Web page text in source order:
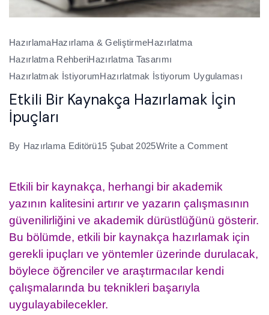
HazırlamaHazırlama & GeliştirmeHazırlatma
Hazırlatma RehberiHazırlatma Tasarımı
Hazırlatmak İstiyorumHazırlatmak İstiyorum Uygulaması
Etkili Bir Kaynakça Hazırlamak İçin
İpuçları
By Hazırlama Editörü15 Şubat 2025Write a Commenton
İpuçları
Etkili bir kaynakça, herhangi bir akademik
yazının kalitesini artırır ve yazarın çalışmasının
güvenilirliğini ve akademik dürüstlüğünü gösterir.
Bu bölümde, etkili bir kaynakça hazırlamak için
gerekli ipuçları ve yöntemler üzerinde durulacak,
böylece öğrenciler ve araştırmacılar kendi
çalışmalarında bu teknikleri başarıyla
uygulayabilecekler.